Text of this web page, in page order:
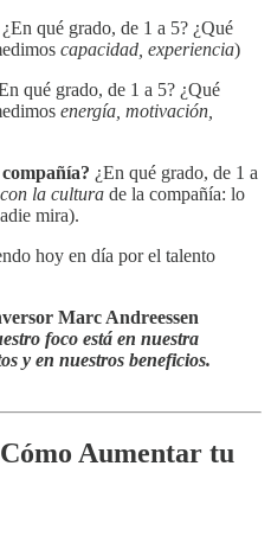
¿En qué grado, de 1 a 5? ¿Qué
capacidad, experiencia)
qué grado, de 1 a 5? ¿Qué
energía, motivación,
¿En qué grado, de 1 a
la cultura de la compañía: lo
mira).
hoy en día por el talento
Marc Andreessen
foco está en nuestra
y en nuestros beneficios.
Aumentar tu